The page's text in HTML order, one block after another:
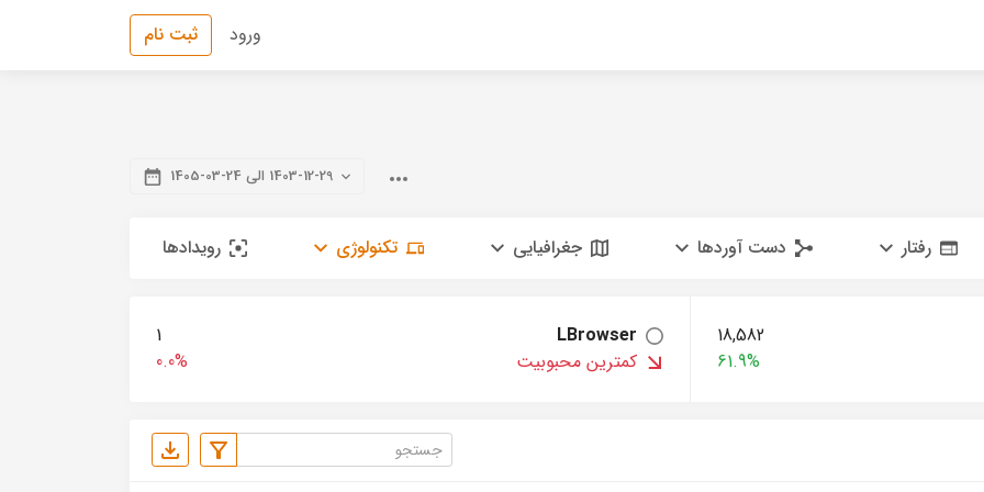
ورود ثبت نام
1403-12-29 الی 24-03-1405
رفتار دست آوردها جغرافیایی تکنولوژی رویدادها
18,582
61.9%
LBrowser
1
کمترین محبوبیت
0.0%